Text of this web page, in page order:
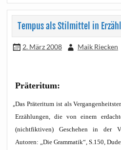
Tempus als Stilmittel in
2. März 2008 Maik Riecken
Prä­ter­itum:
„Das Prä­ter­itum ist als
Erzäh­lun­gen, die von einem
(nicht­fik­ti­ven) Gesche­hen in der
Autoren: „Die Gram­ma­tik“, S.150,